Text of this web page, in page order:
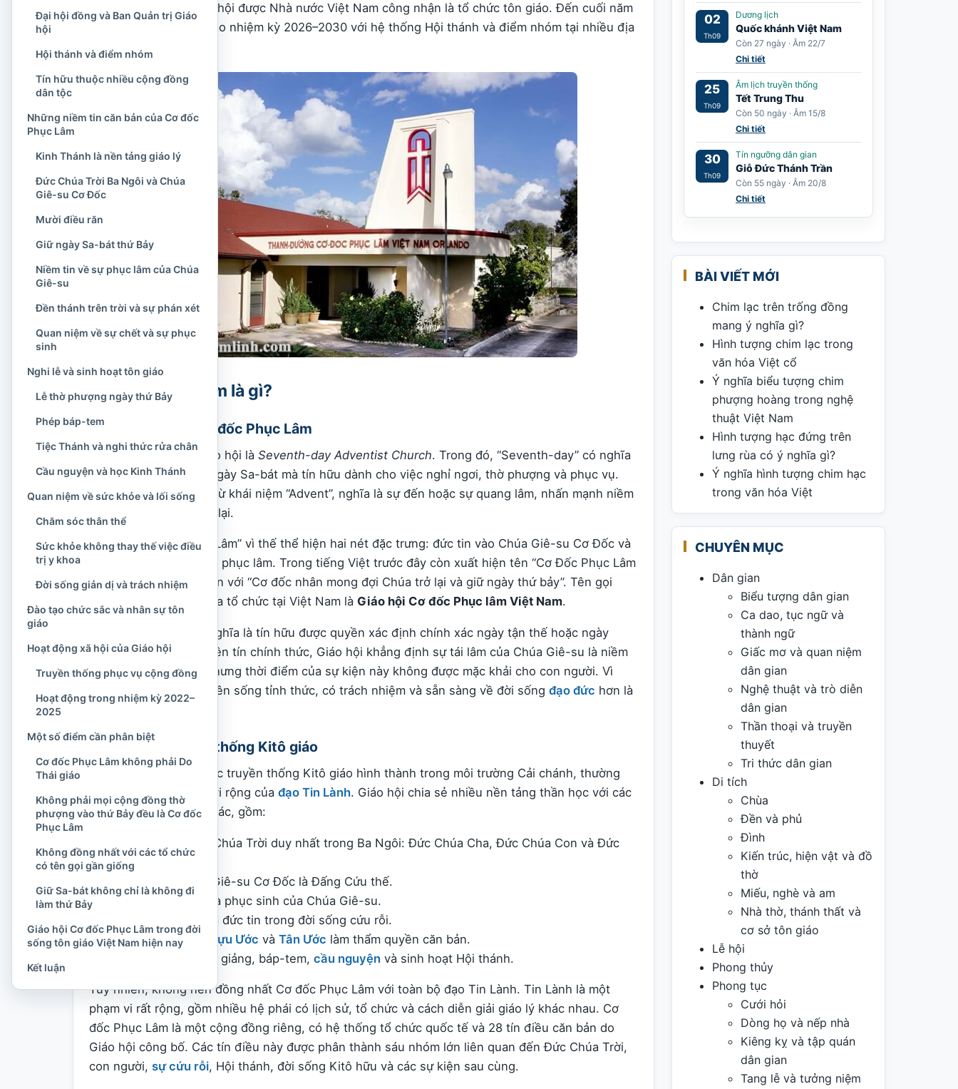
1975. Năm 2008, Giáo hội được Nhà nước Việt Nam công nhận là tổ chức tôn giáo. Đến cuối năm
2025, Giáo hội bước vào nhiệm kỳ 2026–2030 với hệ thống Hội thánh và điểm nhóm tại nhiều địa
phương trên cả nước.
Cơ đốc Phục Lâm là gì?
Ý nghĩa tên gọi Cơ đốc Phục Lâm
Tên tiếng Anh của Giáo hội là Seventh-day Adventist Church. Trong đó, “Seventh-day” có nghĩa
là “ngày thứ bảy”, chỉ ngày Sa-bát mà tín hữu dành cho việc nghỉ ngơi, thờ phượng và phục vụ.
“Adventist” bắt nguồn từ khái niệm “Advent”, nghĩa là sự đến hoặc sự quang lâm, nhấn mạnh niềm
tin Chúa Giê-su sẽ trở lại.
Tên gọi “Cơ đốc Phục Lâm” vì thế thể hiện hai nét đặc trưng: đức tin vào Chúa Giê-su Cơ Đốc và
sự mong đợi ngày Ngài phục lâm. Trong tiếng Việt trước đây còn xuất hiện tên “Cơ Đốc Phục Lâm
An thất nhật”, nghĩa gần với “Cơ đốc nhân mong đợi Chúa trở lại và giữ ngày thứ bảy”. Tên gọi
chính thức hiện nay của tổ chức tại Việt Nam là Giáo hội Cơ đốc Phục lâm Việt Nam.
“Phục lâm” không có nghĩa là tín hữu được quyền xác định chính xác ngày tận thế hoặc ngày
Chúa trở lại. Trong tuyên tín chính thức, Giáo hội khẳng định sự tái lâm của Chúa Giê-su là niềm
hy vọng quan trọng, nhưng thời điểm của sự kiện này không được mặc khải cho con người. Vì
vậy, tín hữu được khuyên sống tỉnh thức, có trách nhiệm và sẵn sàng về đời sống đạo đức hơn là
Vị trí trong truyền thống Kitô giáo
Cơ đốc Phục Lâm thuộc truyền thống Kitô giáo hình thành trong môi trường Cải chánh, thường
được xếp trong phạm vi rộng của đạo Tin Lành. Giáo hội chia sẻ nhiều nền tảng thần học với các
cộng đồng Tin Lành khác, gồm:
Tin vào một Đức Chúa Trời duy nhất trong Ba Ngôi: Đức Chúa Cha, Đức Chúa Con và Đức
Thánh Linh.
Nhìn nhận Chúa Giê-su Cơ Đốc là Đấng Cứu thế.
Tin vào sự chết và phục sinh của Chúa Giê-su.
Đề cao ân điển và đức tin trong đời sống cứu rỗi.
Lấy Kinh Thánh
Cựu Ước và Tân Ước làm thẩm quyền căn bản.
Thực hành truyền giảng, báp-tem, cầu nguyện và sinh hoạt Hội thánh.
Tuy nhiên, không nên đồng nhất Cơ đốc Phục Lâm với toàn bộ đạo Tin Lành. Tin Lành là một
phạm vi rất rộng, gồm nhiều hệ phái có lịch sử, tổ chức và cách diễn giải giáo lý khác nhau. Cơ
đốc Phục Lâm là một cộng đồng riêng, có hệ thống tổ chức quốc tế và 28 tín điều căn bản do
Giáo hội công bố. Các tín điều này được phân thành sáu nhóm lớn liên quan đến Đức Chúa Trời,
con người, sự cứu rỗi, Hội thánh, đời sống Kitô hữu và các sự kiện sau cùng.
02
Th09
Dương lịch
Quốc khánh Việt Nam
Còn 27 ngày · Âm 22/7
Chi tiết
25
Th09
Âm lịch truyền thống
Tết Trung Thu
Còn 50 ngày · Âm 15/8
Chi tiết
30
Th09
Tín ngưỡng dân gian
Giỗ Đức Thánh Trần
Còn 55 ngày · Âm 20/8
Chi tiết
BÀI VIẾT MỚI
Chim lạc trên trống đồng
mang ý nghĩa gì?
Hình tượng chim lạc trong
văn hóa Việt cổ
Ý nghĩa biểu tượng chim
phượng hoàng trong nghệ
thuật Việt Nam
Hình tượng hạc đứng trên
lưng rùa có ý nghĩa gì?
Ý nghĩa hình tượng chim hạc
trong văn hóa Việt
CHUYÊN MỤC
Dân gian
Biểu tượng dân gian
Ca dao, tục ngữ và
thành ngữ
Giấc mơ và quan niệm
dân gian
Nghệ thuật và trò diễn
dân gian
Thần thoại và truyền
thuyết
Tri thức dân gian
Di tích
Chùa
Đền và phủ
Đình
Kiến trúc, hiện vật và đồ
thờ
Miếu, nghè và am
Nhà thờ, thánh thất và
cơ sở tôn giáo
Lễ hội
Phong thủy
Phong tục
Cưới hỏi
Dòng họ và nếp nhà
Kiêng kỵ và tập quán
dân gian
Tang lễ và tưởng niệm
Đại hội đồng và Ban Quản trị Giáo
hội
Hội thánh và điểm nhóm
Tín hữu thuộc nhiều cộng đồng
dân tộc
Những niềm tin căn bản của Cơ đốc
Phục Lâm
Kinh Thánh là nền tảng giáo lý
Đức Chúa Trời Ba Ngôi và Chúa
Giê-su Cơ Đốc
Mười điều răn
Giữ ngày Sa-bát thứ Bảy
Niềm tin về sự phục lâm của Chúa
Giê-su
Đền thánh trên trời và sự phán xét
Quan niệm về sự chết và sự phục
sinh
Nghi lễ và sinh hoạt tôn giáo
Lễ thờ phượng ngày thứ Bảy
Phép báp-tem
Tiệc Thánh và nghi thức rửa chân
Cầu nguyện và học Kinh Thánh
Quan niệm về sức khỏe và lối sống
Chăm sóc thân thể
Sức khỏe không thay thế việc điều
trị y khoa
Đời sống giản dị và trách nhiệm
Đào tạo chức sắc và nhân sự tôn
giáo
Hoạt động xã hội của Giáo hội
Truyền thống phục vụ cộng đồng
Hoạt động trong nhiệm kỳ 2022–
2025
Một số điểm cần phân biệt
Cơ đốc Phục Lâm không phải Do
Thái giáo
Không phải mọi cộng đồng thờ
phượng vào thứ Bảy đều là Cơ đốc
Phục Lâm
Không đồng nhất với các tổ chức
có tên gọi gần giống
Giữ Sa-bát không chỉ là không đi
làm thứ Bảy
Giáo hội Cơ đốc Phục Lâm trong đời
sống tôn giáo Việt Nam hiện nay
Kết luận